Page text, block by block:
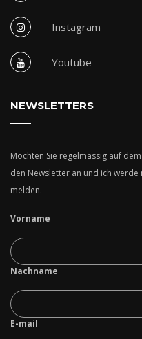
Instagram
Youtube
NEWSLETTERS
Möchten Sie regelmässig auf
den Newsletter an und ich
melden.
Vorname
Nachname
E-mail